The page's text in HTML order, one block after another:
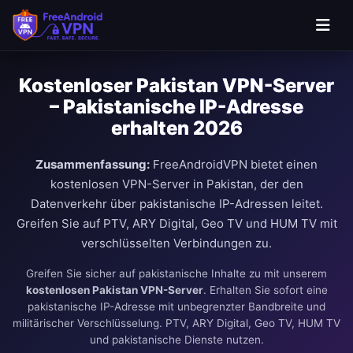
Kostenloser Pakistan VPN-Server
– Pakistanische IP-Adresse
erhalten 2026
Zusammenfassung: FreeAndroidVPN bietet einen
kostenlosen VPN-Server in Pakistan, der den
Datenverkehr über pakistanische IP-Adressen leitet.
Greifen Sie auf PTV, ARY Digital, Geo TV und HUM TV mit
verschlüsselten Verbindungen zu.
Greifen Sie sicher auf pakistanische Inhalte zu mit unserem
kostenlosen Pakistan VPN-Server. Erhalten Sie sofort eine
pakistanische IP-Adresse mit unbegrenzter Bandbreite und
militärischer Verschlüsselung. PTV, ARY Digital, Geo TV, HUM TV
und pakistanische Dienste nutzen.